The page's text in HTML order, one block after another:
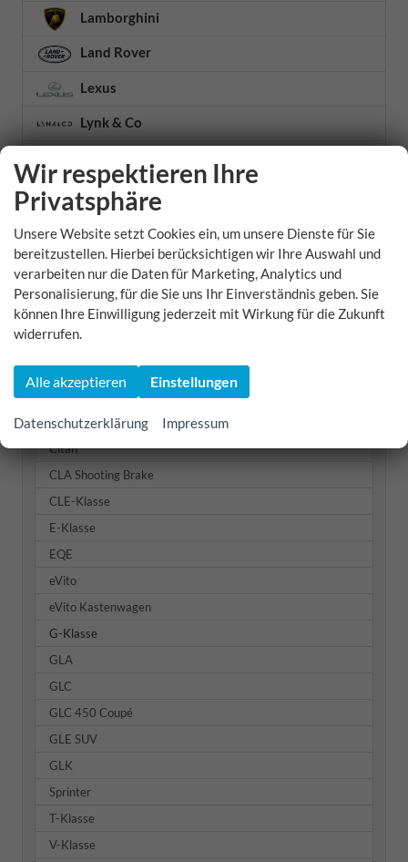
Lamborghini
Land Rover
Lexus
Lynk & Co
Maserati
Maxus
Mazda
Mercedes-Benz
A-Klasse
B-Klasse
C-Klasse
C-Klasse T-Modell
Citan
CLA Shooting Brake
CLE-Klasse
E-Klasse
EQE
eVito
eVito Kastenwagen
G-Klasse
GLA
GLC
GLC 450 Coupé
GLE SUV
GLK
Sprinter
T-Klasse
V-Klasse
Wir respektieren Ihre
Privatsphäre
Unsere Website setzt Cookies ein, um unsere Dienste für Sie
bereitzustellen. Hierbei berücksichtigen wir Ihre Auswahl und
verarbeiten nur die Daten für Marketing, Analytics und
Personalisierung, für die Sie uns Ihr Einverständnis geben. Sie
können Ihre Einwilligung jederzeit mit Wirkung für die Zukunft
widerrufen.
Alle akzeptieren Einstellungen
Datenschutzerklärung Impressum